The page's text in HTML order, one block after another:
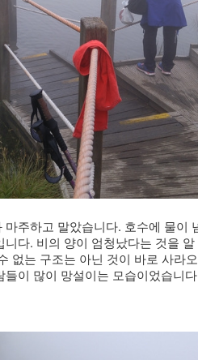
주하고 말았습니다. 호수에 물이
다. 비의 양이 엄청났다는 것을
없는 구조는 아닌 것이 바로 사라
이 많이 망설이는 모습이었습니